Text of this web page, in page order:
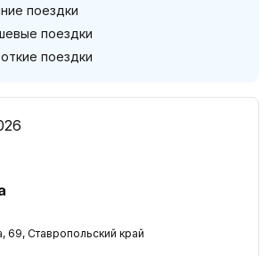
поездки
поездки
поездки
69, Ставропольский край